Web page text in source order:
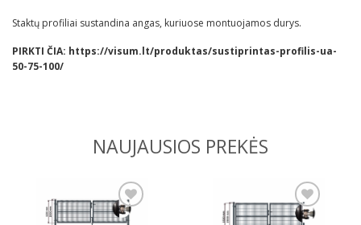
Staktų profiliai sustandina angas, kuriuose montuojamos durys.
PIRKTI ČIA: https://visum.lt/produktas/sustiprintas-profilis-ua-
50-75-100/
NAUJAUSIOS PREKĖS
Pridėti Pridėti